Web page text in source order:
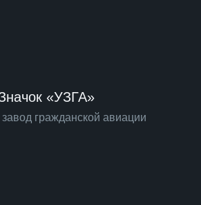
«УЗГА»
гражданской авиации